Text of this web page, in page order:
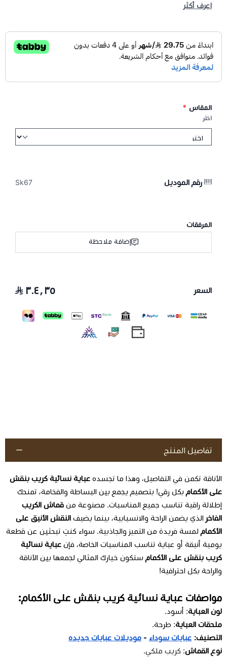
اعرف أكثر
المقاس *
اختر
رقم الموديل Sk67
المرفقات
إضافة ملاحظة
السعر ٣٠٤٫٣٥
تفاصيل المنتج
الأناقة تكمن في التفاصيل، وهذا ما تجسده عباية نسائية كريب بنقش
على الأكمام بكل رقي! بتصميم يجمع بين البساطة والفخامة، تمنحك
إطلالة راقية تناسب جميع المناسبات. مصنوعة من قماش الكريب
الفاخر الذي يضمن الراحة والانسيابية، بينما يضيف النقش الأنيق على
الأكمام لمسة فريدة من التميز والجاذبية. سواء كنتِ تبحثين عن قطعة
يومية أنيقة أو عباية تناسب المناسبات الخاصة، فإن عباية نسائية
كريب بنقش على الأكمام ستكون خيارك المثالي لجمعها بين الأناقة
والراحة بكل احترافية!
مواصفات عباية نسائية كريب بنقش على الأكمام:
لون العباية: أسود.
ملحقات العباية: طرحة.
التصنيف: عبايات سوداء - موديلات عبايات جديده
نوع القماش: كريب ملكي